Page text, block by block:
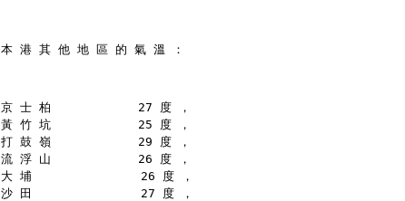
本 港 其 他 地 區 的 氣 溫 ：
京 士 柏            27 度 ，
黃 竹 坑            25 度 ，
打 鼓 嶺            29 度 ，
流 浮 山            26 度 ，
大 埔               26 度 ，
沙 田               27 度 ，